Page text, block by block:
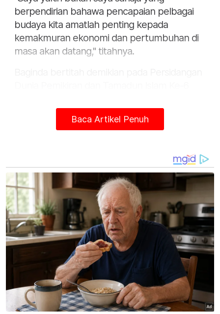
berpendirian bahawa pencapaian pelbagai
budaya kita amatlah penting kepada
kemakmuran ekonomi dan pertumbuhan di
masa akan datang," titahnya.
di sini pada Selasa.
Turut berangkat, Raja DiHilir Perak, Raja
Iskandar Dzulkarnain Sultan Idris Shah.
Hadir sama, Menteri Besar, Datuk Seri
Baca Artikel Penuh